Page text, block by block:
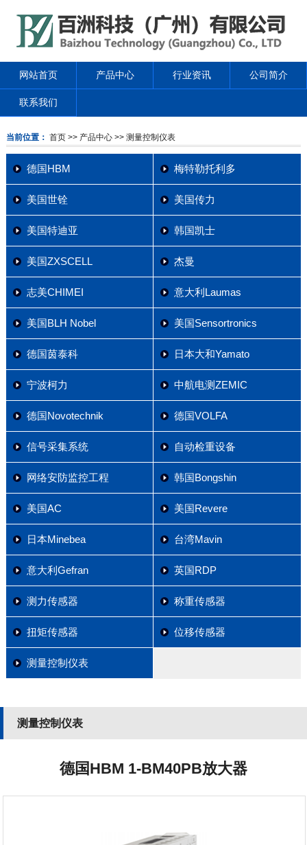
网站首页 产品中心 行业资讯 公司简介
联系我们
当前位置： 首页 >> 产品中心>> 测量控制仪表
德国HBM 梅特勒托利多
美国世铨 美国传力
美国特迪亚 韩国凯士
美国ZXSCELL 杰曼
志美CHIMEI 意大利Laumas
美国BLH Nobel 美国Sensortronics
德国茵泰科 日本大和Yamato
宁波柯力 中航电测ZEMIC
德国Novotechnik 德国VOLFA
信号采集系统 自动检重设备
网络安防监控工程 韩国Bongshin
美国AC 美国Revere
日本Minebea 台湾Mavin
意大利Gefran 英国RDP
测力传感器 称重传感器
扭矩传感器 位移传感器
测量控制仪表
测量控制仪表
德国HBM 1-BM40PB放大器